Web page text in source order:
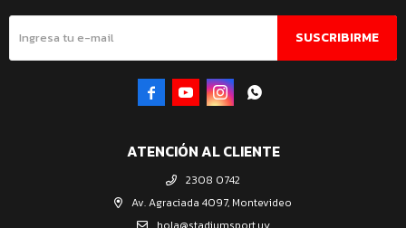
ATENCIÓN AL CLIENTE
2308 0742
Av. Agraciada 4097, Montevideo
SUSCRIBIRME
   